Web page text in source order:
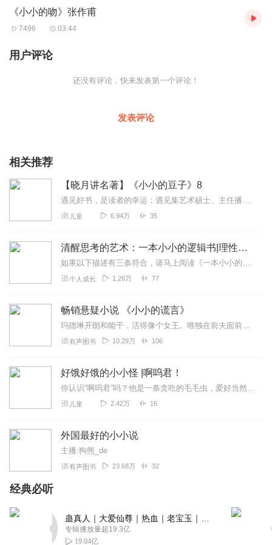
《小小的吻》张作甫
7496 03:44
用户评论
还没有评论，快来发表第一个评论！
发表评论
相关推荐
【晓月讲名著】《小小的豆子》8
遇见好书，是读者的幸运；遇见集艺术硕士、主任播音员、国家二级心理咨询师、阅读推广人四者于一身的播讲者，那是一种缘分，更是一种非凡的听读品味。晓月阿姨愿和你携手在...
儿童 6.94万 35
清醒思考的艺术：一本小小的逻辑书|理性沟通提高效率
如果以下描述有三条符合，请马上阅读《一本小小的逻辑书》吧！面对从没接触过的问题，不知道如何着手解决很容易被人说服，但自己说话却没人听进去×发给领导的方案，因为考...
个人成长 1.26万 77
畅销悬疑小说 《小小的谎言》
玛德琳开朗和能干，活得像个女王。唯独在前夫面前，她像个女孩，闹着别扭。她一直不明白为什么他和他的新妻子要让他们的孩子和她的孩子上同一所学校；还...
有声图书 10.29万 106
好饿好饿的小小怪 |啊呜君！
你认识“啊呜君”吗？他是一条贪吃的毛毛虫，爱好当然是吃啦！春天，他吃掉玉、哈密瓜……瞧！瓜皮上的“大网”把小鸡吓了一跳；夏天，他吃掉雷公做的鸡蛋饼寿、深水虾寿、...
儿童 2.42万 16
外国最好的小小说
主播:狗熊_de
有声图书 23.68万 32
经典必听
专辑播放量超19.3亿
19.04亿